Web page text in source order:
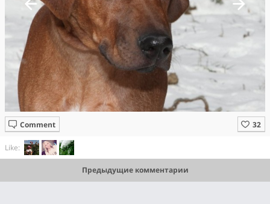
Comment
Like:
Предыдущие комментарии